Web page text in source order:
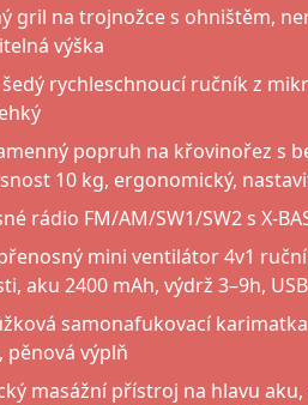
gril na trojnožce s ohništěm,
výška
šedý rychleschnoucí ručník z
popruh na křovinořez s
10 kg, ergonomický,
rádio FM/AM/SW1/SW2 s X-
mini ventilátor 4v1
aku 2400 mAh, výdrž 3–9h,
samonafukovací
pěnová výplň
masážní přístroj na hlavu